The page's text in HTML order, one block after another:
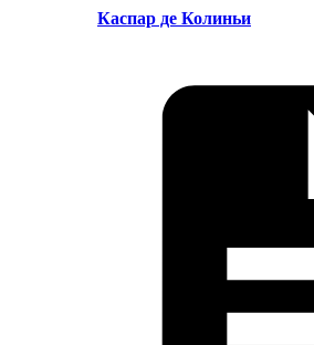
Каспар де Колиньи